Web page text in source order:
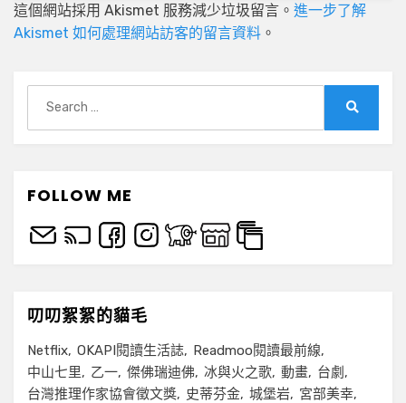
這個網站採用 Akismet 服務減少垃圾留言。 進一步了解
Akismet 如何處理網站訪客的留言資料 。
for:
FOLLOW ME
叨叨絮絮的貓毛
Netflix OKAPI閱讀生活誌
Readmoo閱讀最前線
中山七里
乙一 傑佛瑞迪佛 冰與火之歌 動畫
台劇
台灣推理作家協會徵文獎
史蒂芬金 城堡岩
宮部美幸